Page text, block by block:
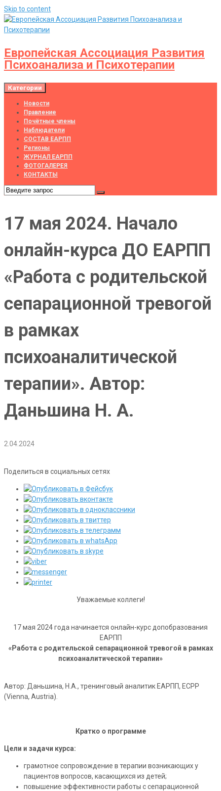
Skip to content
Европейская Ассоциация Развития
Психоанализа и Психотерапии
Категории
Новости
Правление
Почётные члены
Наблюдатели
СОСТАВ ЕАРПП
Регионы
ЖУРНАЛ ЕАРПП
ФОТОГАЛЕРЕЯ
КОНТАКТЫ
17 мая 2024. Начало
онлайн-курса ДО ЕАРПП
«Работа с родительской
сепарационной тревогой
в рамках
психоаналитической
терапии». Автор:
Даньшина Н. А.
2.04.2024
Поделиться в социальных сетях
Уважаемые коллеги!
17 мая 2024 года начинается онлайн-курс допобразования
ЕАРПП
«Работа с родительской сепарационной тревогой в рамках
психоаналитической терапии»
Автор: Даньшина, Н.А., тренинговый аналитик ЕАРПП, ECPP
(Vienna, Austria).
Кратко о программе
Цели и задачи курса:
грамотное сопровождение в терапии возникающих у
пациентов вопросов, касающихся из детей;
повышение эффективности работы с сепарационной